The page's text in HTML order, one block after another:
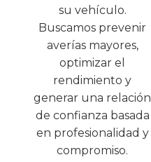
su vehículo.
Buscamos prevenir
averías mayores,
optimizar el
rendimiento y
generar una relación
de confianza basada
en profesionalidad y
compromiso.